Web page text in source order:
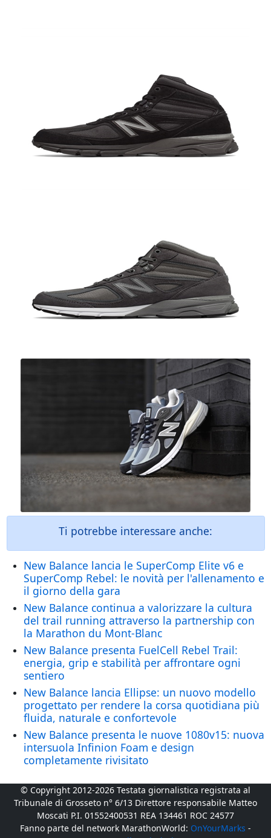
Ti potrebbe interessare anche:
New Balance lancia le SuperComp Elite v6 e
SuperComp Rebel: le novità per l'allenamento e
il giorno della gara
New Balance continua a valorizzare la cultura
del trail running attraverso la partnership con
la Marathon du Mont-Blanc
New Balance presenta FuelCell Rebel Trail:
energia, grip e stabilità per affrontare ogni
sentiero
New Balance lancia Ellipse: un nuovo modello
progettato per rendere la corsa quotidiana più
fluida, naturale e confortevole
New Balance presenta le nuove 1080v15: nuova
intersuola Infinion Foam e design
completamente rivisitato
© Copyright 2012-2026 Testata giornalistica registrata al
Tribunale di Grosseto n° 6/13 Direttore responsabile Matteo
Moscati P.I. 01552400531 REA 134461 ROC 24577
Fanno parte del network MarathonWorld: OnYourMarks -